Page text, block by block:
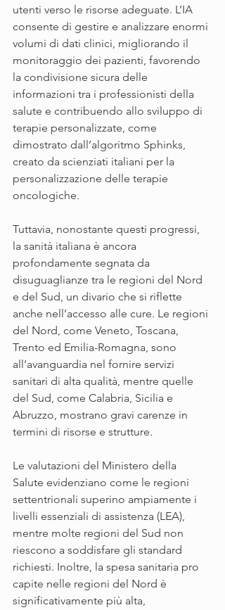
utenti verso le risorse adeguate. L’IA
consente di gestire e analizzare enormi
volumi di dati clinici, migliorando il
monitoraggio dei pazienti, favorendo
la condivisione sicura delle
informazioni tra i professionisti della
salute e contribuendo allo sviluppo di
terapie personalizzate, come
dimostrato dall’algoritmo Sphinks,
creato da scienziati italiani per la
personalizzazione delle terapie
oncologiche.
Tuttavia, nonostante questi progressi,
la sanità italiana è ancora
profondamente segnata da
disuguaglianze tra le regioni del Nord
e del Sud, un divario che si riflette
anche nell’accesso alle cure. Le regioni
del Nord, come Veneto, Toscana,
Trento ed Emilia-Romagna, sono
all’avanguardia nel fornire servizi
sanitari di alta qualità, mentre quelle
del Sud, come Calabria, Sicilia e
Abruzzo, mostrano gravi carenze in
termini di risorse e strutture.
Le valutazioni del Ministero della
Salute evidenziano come le regioni
settentrionali superino ampiamente i
livelli essenziali di assistenza (LEA),
mentre molte regioni del Sud non
riescono a soddisfare gli standard
richiesti. Inoltre, la spesa sanitaria pro
capite nelle regioni del Nord è
significativamente più alta,